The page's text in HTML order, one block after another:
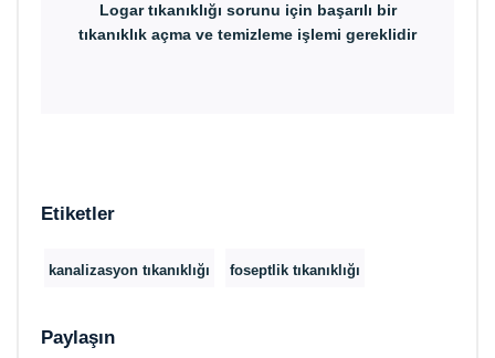
Logar tıkanıklığı sorunu için başarılı bir
tıkanıklık açma ve temizleme işlemi gereklidir
Etiketler
kanalizasyon tıkanıklığı foseptlik tıkanıklığı
Paylaşın